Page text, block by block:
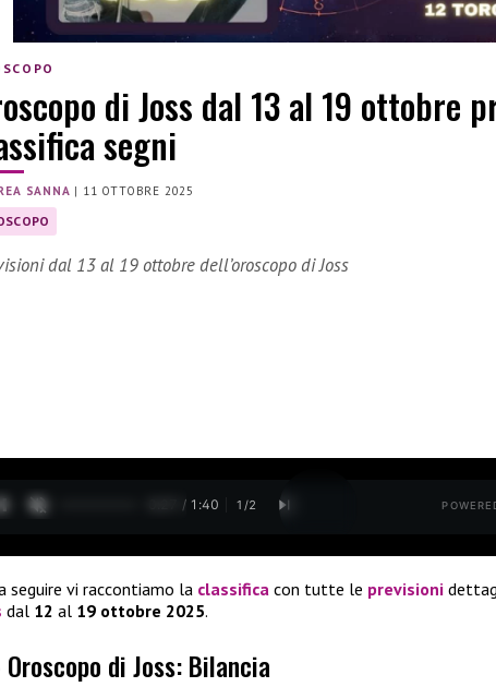
di Joss dal 13 al 19 ottobre
segni
SANNA | 11 OTTOBRE 2025
dal 13 al 19 ottobre dell’oroscopo di Joss
0:28 / 1:40 1 /2
seguire vi raccontiamo la classifica con tutte le previsioni
dal 12 al 19 ottobre 2025.
Oroscopo di Joss: Bilancia